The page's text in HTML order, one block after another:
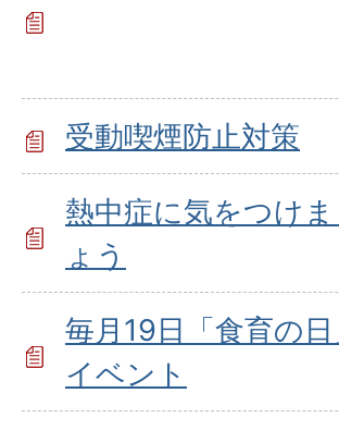
受動喫煙防止対策
熱中症に気をつけま
ょう
毎月19日「食育の日
イベント